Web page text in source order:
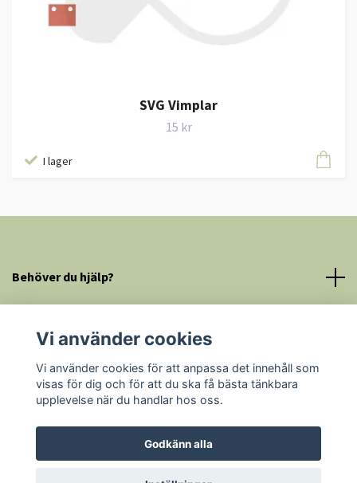
SVG Vimplar
15 kr
I lager
Behöver du hjälp?
Sociala medier
© 2026 Pysselapoteket
Vi använder cookies
Vi använder cookies för att anpassa det innehåll som
visas för dig och för att du ska få bästa tänkbara
upplevelse när du handlar hos oss.
Godkänn alla